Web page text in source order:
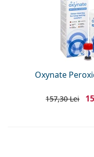
Oxynate
157,30 Lei